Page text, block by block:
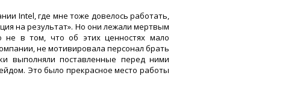
Intel, где мне тоже довелось работать,
на результат». Но они лежали мертвым
в том, что об этих ценностях мало
не мотивировала персонал брать
выполняли поставленные перед ними
Это было прекрасное место работы